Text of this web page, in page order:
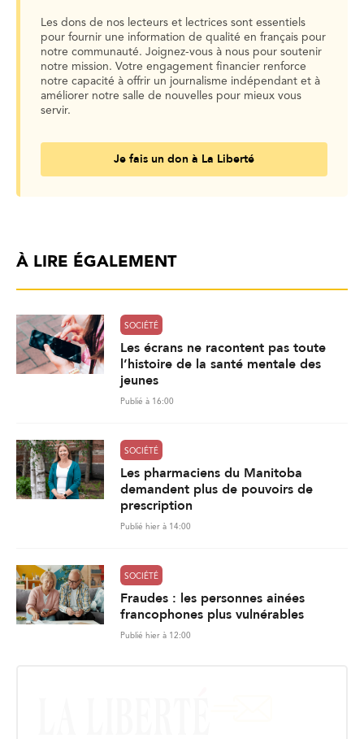
Les dons de nos lecteurs et lectrices sont essentiels
pour fournir une information de qualité en français pour
notre communauté. Joignez-vous à nous pour soutenir
notre mission. Votre engagement financier renforce
notre capacité à offrir un journalisme indépendant et à
améliorer notre salle de nouvelles pour mieux vous
servir.
Je fais un don à La Liberté
À LIRE ÉGALEMENT
SOCIÉTÉ
Les écrans ne racontent pas toute
l’histoire de la santé mentale des
jeunes
Publié à 16:00
SOCIÉTÉ
Les pharmaciens du Manitoba
demandent plus de pouvoirs de
prescription
Publié hier à 14:00
SOCIÉTÉ
Fraudes : les personnes ainées
francophones plus vulnérables
Publié hier à 12:00